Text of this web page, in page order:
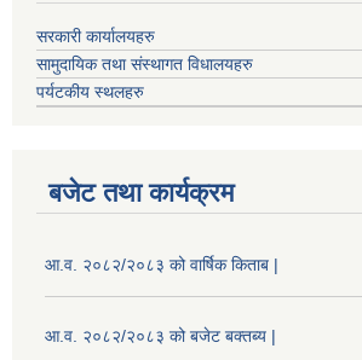
सरकारी कार्यालयहरु
सामुदायिक तथा संस्थागत विधालयहरु
पर्यटकीय स्थलहरु
बजेट तथा कार्यक्रम
आ.व. २०८२/२०८३ को वार्षिक किताब |
आ.व. २०८२/२०८३ को बजेट बक्तब्य |